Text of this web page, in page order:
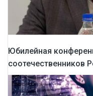
Юбилейная
соотечественников